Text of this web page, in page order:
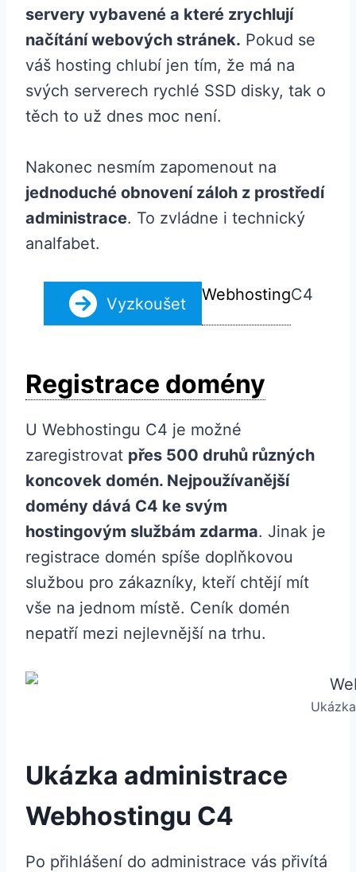
servery vybavené a které zrychlují
načítání webových stránek. Pokud se
váš hosting chlubí jen tím, že má na
svých serverech rychlé SSD disky, tak o
těch to už dnes moc není.
Nakonec nesmím zapomenout na
jednoduché obnovení záloh z prostředí
administrace. To zvládne i technický
analfabet.
Vyzkoušet WebhostingC4
Registrace domény
U Webhostingu C4 je možné
zaregistrovat přes 500 druhů různých
koncovek domén. Nejpoužívanější
domény dává C4 ke svým
hostingovým službám zdarma. Jinak je
registrace domén spíše doplňkovou
službou pro zákazníky, kteří chtějí mít
vše na jednom místě. Ceník domén
nepatří mezi nejlevnější na trhu.
Ukázka administrace
Webhostingu C4
Po přihlášení do administrace vás přivítá